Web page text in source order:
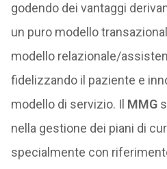
godendo dei vantaggi
un puro modello
modello relazionale/
fidelizzando il paziente e
modello di servizio. Il MMG
nella gestione dei piani di
specialmente con